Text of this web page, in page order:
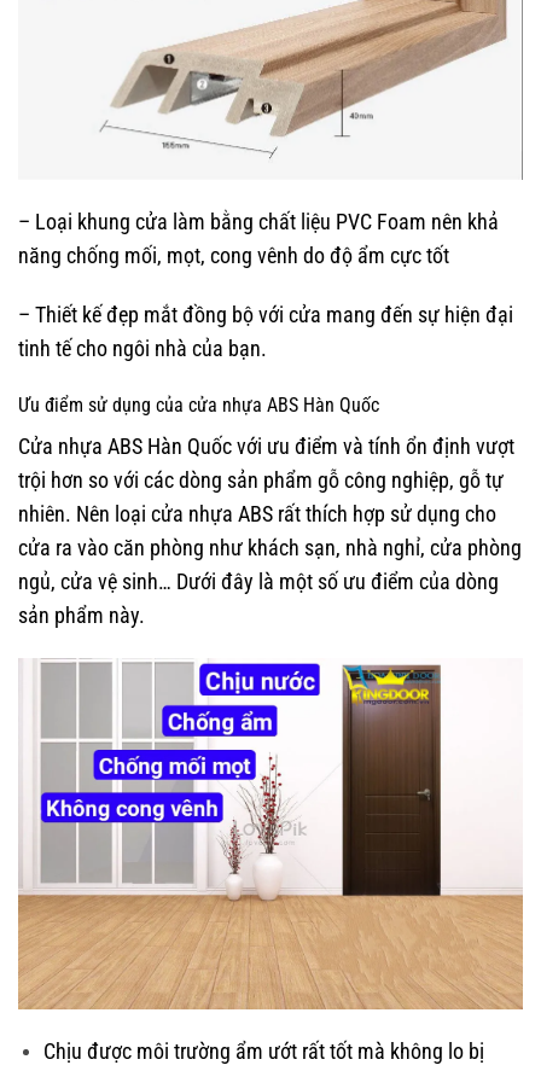
– Loại khung cửa làm bằng chất liệu PVC Foam nên khả
năng chống mối, mọt, cong vênh do độ ẩm cực tốt
– Thiết kế đẹp mắt đồng bộ với cửa mang đến sự hiện đại
tinh tế cho ngôi nhà của bạn.
Ưu điểm sử dụng của cửa nhựa ABS Hàn Quốc
Cửa nhựa ABS Hàn Quốc với ưu điểm và tính ổn định vượt
trội hơn so với các dòng sản phẩm gỗ công nghiệp, gỗ tự
nhiên. Nên loại cửa nhựa ABS rất thích hợp sử dụng cho
cửa ra vào căn phòng như khách sạn, nhà nghỉ, cửa phòng
ngủ, cửa vệ sinh… Dưới đây là một số ưu điểm của dòng
sản phẩm này.
Chịu được môi trường ẩm ướt rất tốt mà không lo bị